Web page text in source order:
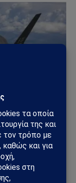
στα F-
διατηρεί